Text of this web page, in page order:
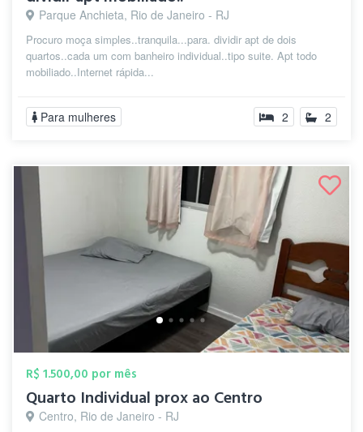
Parque Anchieta, Rio de Janeiro - RJ
Procuro moça simples..tranquila...para. dividir apt de dois
quartos..cada um com banheiro individual..tipo suite. Apt todo
mobiliado..Internet rápida...
Para mulheres 2 2
R$ 1.500,00 por mês
Quarto Individual prox ao Centro
Centro, Rio de Janeiro - RJ